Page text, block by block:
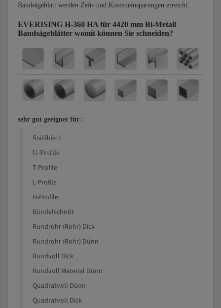
Bandsägeblatt werden Zeit- und Kosteneinsparungen erreicht.
EVERISING H-360 HA für 4420 mm Bi-Metall
Bandsägeblätter womit können Sie schneiden?
sehr gut geeignet für :
Stahlblech
U-Profile
T-Profile
L-Profile
H-Profile
Bündelschnitt
Rundrohr (Rohr) Dick
Rundrohr (Rohr) Dünn
Rundvoll Dick
Rundvoll Material Dünn
Quadratvoll Dünn
Quadratvoll Dick